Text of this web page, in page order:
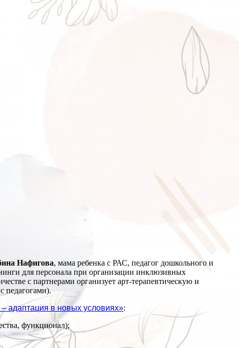
Нафигова, мама ребенка с РАС, педагог дошкольного и
для персонала при организации инклюзивных
с партнерами организует арт-терапевтическую и
педагогами).
адаптация в новых условиях»:
функционал);